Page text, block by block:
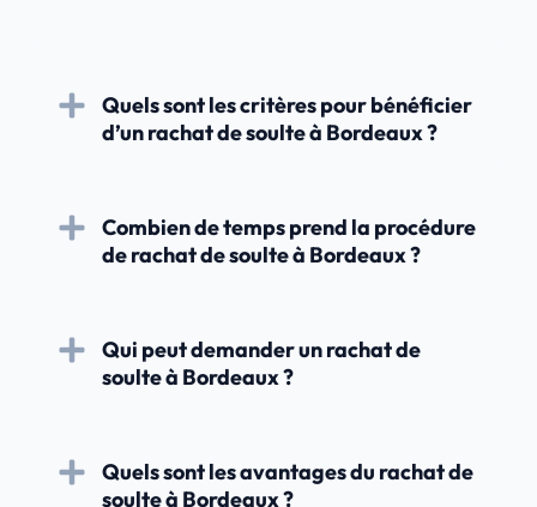
Quels sont les critères pour bénéficier
d’un rachat de soulte à Bordeaux ?
Combien de temps prend la procédure
de rachat de soulte à Bordeaux ?
Qui peut demander un rachat de
soulte à Bordeaux ?
Quels sont les avantages du rachat de
soulte à Bordeaux ?